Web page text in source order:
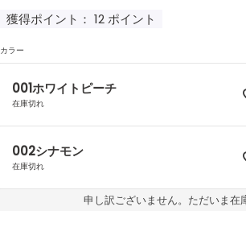
獲得ポイント： 12ポイント
カラー
001ホワイトピーチ
在庫切れ
002シナモン
在庫切れ
申し訳ございません。ただいま在